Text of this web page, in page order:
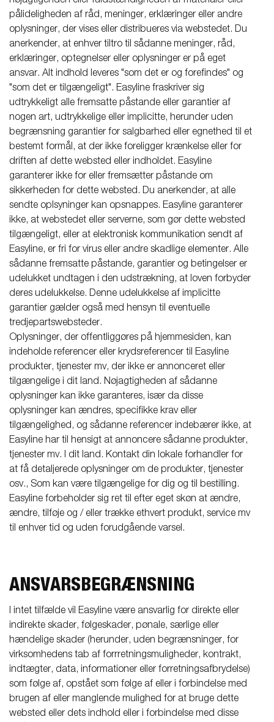
pålideligheden af råd, meninger, erklæringer eller andre
oplysninger, der vises eller distribueres via webstedet. Du
anerkender, at enhver tiltro til sådanne meninger, råd,
erklæringer, optegnelser eller oplysninger er på eget
ansvar. Alt indhold leveres "som det er og forefindes" og
"som det er tilgængeligt". Easyline fraskriver sig
udtrykkeligt alle fremsatte påstande eller garantier af
nogen art, udtrykkelige eller implicitte, herunder uden
begrænsning garantier for salgbarhed eller egnethed til et
bestemt formål, at der ikke foreligger krænkelse eller for
driften af dette websted eller indholdet. Easyline
garanterer ikke for eller fremsætter påstande om
sikkerheden for dette websted. Du anerkender, at alle
sendte oplsyninger kan opsnappes. Easyline garanterer
ikke, at webstedet eller serverne, som gør dette websted
tilgængeligt, eller at elektronisk kommunikation sendt af
Easyline, er fri for virus eller andre skadlige elementer. Alle
sådanne fremsatte påstande, garantier og betingelser er
udelukket undtagen i den udstrækning, at loven forbyder
deres udelukkelse. Denne udelukkelse af implicitte
garantier gælder også med hensyn til eventuelle
tredjepartswebsteder.
Oplysninger, der offentliggøres på hjemmesiden, kan
indeholde referencer eller krydsreferencer til Easyline
produkter, tjenester mv, der ikke er annonceret eller
tilgængelige i dit land. Nøjagtigheden af sådanne
oplysninger kan ikke garanteres, især da disse
oplysninger kan ændres, specifikke krav eller
tilgængelighed, og sådanne referencer indebærer ikke, at
Easyline har til hensigt at annoncere sådanne produkter,
tjenester mv. I dit land. Kontakt din lokale forhandler for
at få detaljerede oplysninger om de produkter, tjenester
osv., Som kan være tilgængelige for dig og til bestilling.
Easyline forbeholder sig ret til efter eget skøn at ændre,
ændre, tilføje og / eller trække ethvert produkt, service mv
til enhver tid og uden forudgående varsel.
ANSVARSBEGRÆNSNING
I intet tilfælde vil Easyline være ansvarlig for direkte eller
indirekte skader, følgeskader, pønale, særlige eller
hændelige skader (herunder, uden begrænsninger, for
virksomhedens tab af forrretningsmuligheder, kontrakt,
indtægter, data, informationer eller forretningsafbrydelse)
som følge af, opstået som følge af eller i forbindelse med
brugen af eller manglende mulighed for at bruge dette
websted eller dets indhold eller i forbindelse med disse